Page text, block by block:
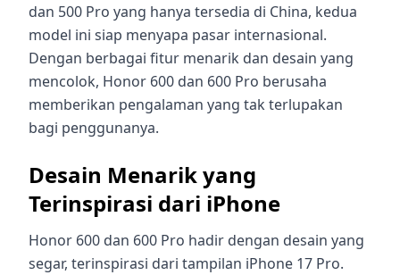
dan 500 Pro yang hanya tersedia di China, kedua
model ini siap menyapa pasar internasional.
Dengan berbagai fitur menarik dan desain yang
mencolok, Honor 600 dan 600 Pro berusaha
memberikan pengalaman yang tak terlupakan
bagi penggunanya.
Desain Menarik yang
Terinspirasi dari iPhone
Honor 600 dan 600 Pro hadir dengan desain yang
segar, terinspirasi dari tampilan iPhone 17 Pro.